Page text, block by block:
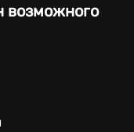
возможного